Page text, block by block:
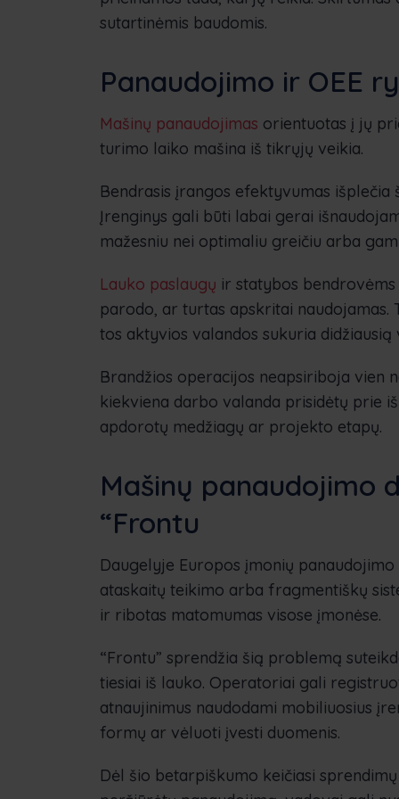
sutartinėmis baudomis.
Panaudojimo ir OEE
Mašinų panaudojimas orientuotas į jų
turimo laiko mašina iš tikrųjų veikia.
Bendrasis įrangos efektyvumas
Įrenginys gali būti labai gerai
mažesniu nei optimaliu greičiu arba
Lauko paslaugų ir statybos
parodo, ar turtas apskritai naudojamas.
tos aktyvios valandos sukuria didžiausią
Brandžios operacijos neapsiriboja vien
kiekviena darbo valanda prisidėtų prie
apdorotų medžiagų ar projekto etapų.
Mašinų panaudojimo
“Frontu
Daugelyje Europos įmonių
ataskaitų teikimo arba fragmentiškų
ir ribotas matomumas visose įmonėse.
“Frontu” sprendžia šią problemą
tiesiai iš lauko. Operatoriai gali
atnaujinimus naudodami mobiliuosius
formų ar vėluoti įvesti duomenis.
Dėl šio betarpiškumo keičiasi